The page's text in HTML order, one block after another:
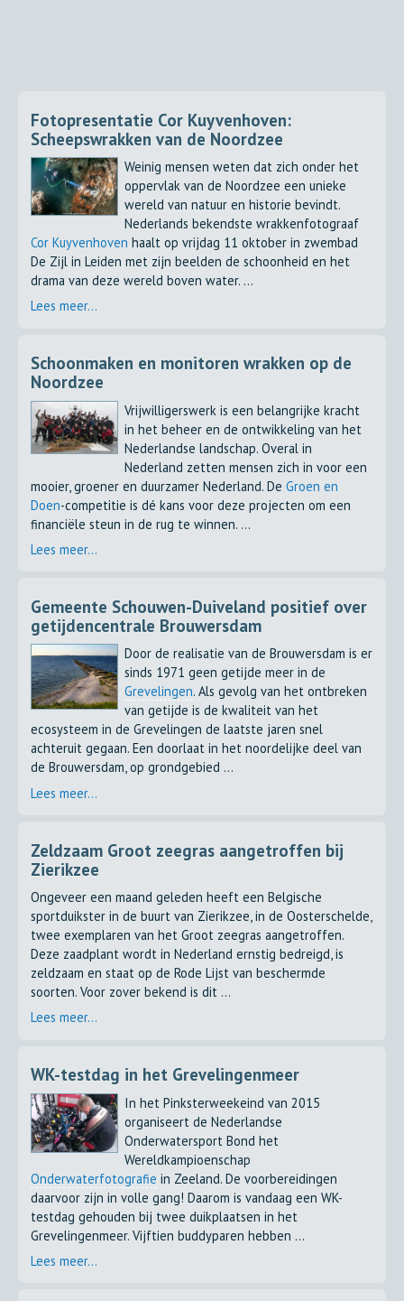
Fotopresentatie Cor Kuyvenhoven:
Scheepswrakken van de Noordzee
Weinig mensen weten dat zich onder het
oppervlak van de Noordzee een unieke
wereld van natuur en historie bevindt.
Nederlands bekendste wrakkenfotograaf
Cor Kuyvenhoven haalt op vrijdag 11 oktober in zwembad
De Zijl in Leiden met zijn beelden de schoonheid en het
drama van deze wereld boven water. ...
Lees meer...
Schoonmaken en monitoren wrakken op de
Noordzee
Vrijwilligerswerk is een belangrijke kracht
in het beheer en de ontwikkeling van het
Nederlandse landschap. Overal in
Nederland zetten mensen zich in voor een
mooier, groener en duurzamer Nederland. DeGroen en
Doen-competitie is dé kans voor deze projecten om een
financiële steun in de rug te winnen. ...
Lees meer...
Gemeente Schouwen-Duiveland positief over
getijdencentrale Brouwersdam
Door de realisatie van de Brouwersdam is er
sinds 1971 geen getijde meer in de
Grevelingen. Als gevolg van het ontbreken
van getijde is de kwaliteit van het
ecosysteem in de Grevelingen de laatste jaren snel
achteruit gegaan. Een doorlaat in het noordelijke deel van
de Brouwersdam, op grondgebied ...
Lees meer...
Zeldzaam Groot zeegras aangetroffen bij
Zierikzee
Ongeveer een maand geleden heeft een Belgische
sportduikster in de buurt van Zierikzee, in de Oosterschelde,
twee exemplaren van het Groot zeegras aangetroffen.
Deze zaadplant wordt in Nederland ernstig bedreigd, is
zeldzaam en staat op de Rode Lijst van beschermde
soorten. Voor zover bekend is dit ...
Lees meer...
WK-testdag in het Grevelingenmeer
In het Pinksterweekeind van 2015
organiseert de Nederlandse
Onderwatersport Bond het
Wereldkampioenschap
Onderwaterfotografie in Zeeland. De voorbereidingen
daarvoor zijn in volle gang! Daarom is vandaag een WK-
testdag gehouden bij twee duikplaatsen in het
Grevelingenmeer. Vijftien buddyparen hebben ...
Lees meer...